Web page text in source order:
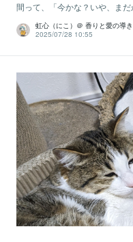
間って、「今かな？いや、ま
虹心（にこ）＠ 香りと愛の導
2025/07/28 10:55